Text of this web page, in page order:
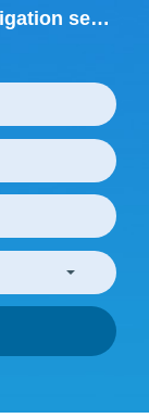
AEGIS offers professional investigation services